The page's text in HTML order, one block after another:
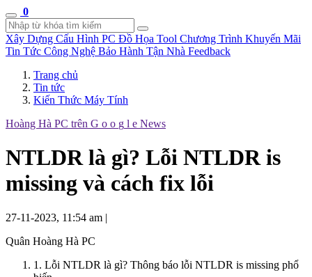
0
Xây Dựng Cấu Hình PC Đồ Họa Tool Chương Trình Khuyến Mãi
Tin Tức Công Nghệ Bảo Hành Tận Nhà Feedback
Trang chủ
Tin tức
Kiến Thức Máy Tính
Hoàng Hà PC trên G o o g l e News
NTLDR là gì? Lỗi NTLDR is
missing và cách fix lỗi
27-11-2023, 11:54 am |
Quân Hoàng Hà PC
1. Lỗi NTLDR là gì? Thông báo lỗi NTLDR is missing phổ